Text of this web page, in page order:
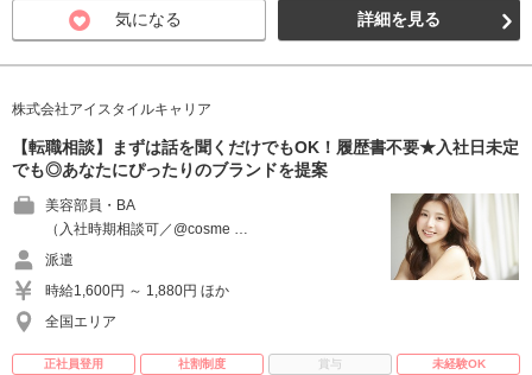
気になる 詳細を見る
株式会社アイスタイルキャリア
【転職相談】まずは話を聞くだけでもOK！履歴書不要★入社日未定
でも◎あなたにぴったりのブランドを提案
美容部員・BA
（入社時期相談可／@cosme …
派遣
時給1,600円 ～ 1,880円 ほか
全国エリア
正社員登用 社割制度 賞与
未経験OK